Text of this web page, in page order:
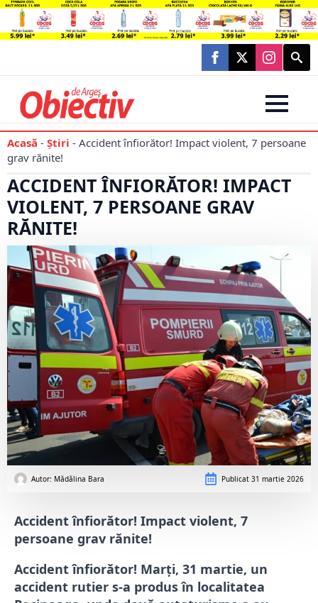
Search
for:
Acasă - Știri - Accident înfiorător! Impact violent, 7 persoane
grav rănite!
ACCIDENT ÎNFIORĂTOR! IMPACT
VIOLENT, 7 PERSOANE GRAV
RĂNITE!
Autor: Mădălina Bara Publicat 31 martie 2026
Accident înfiorător! Impact violent, 7
persoane grav rănite!
Accident înfiorător! Marți, 31 martie, un
accident rutier s-a produs în localitatea